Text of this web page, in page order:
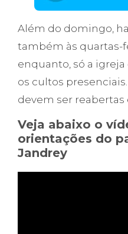
Além do domingo,
também às quartas-
enquanto, só a
os cultos
devem ser reabertas
Veja abaixo o
orientações do
Jandrey